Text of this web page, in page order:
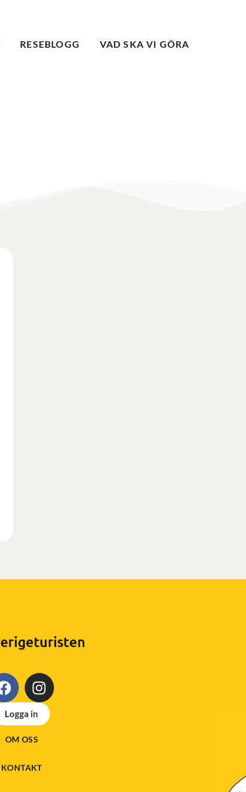
RESEBLOGG VAD SKA VI GÖRA
Logga in
OM OSS
KONTAKT